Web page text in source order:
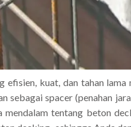
kuat, dan tahan
sebagai spacer (penahan
tentang beton